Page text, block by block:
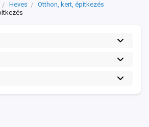
Heves
Otthon, kert, építkezés